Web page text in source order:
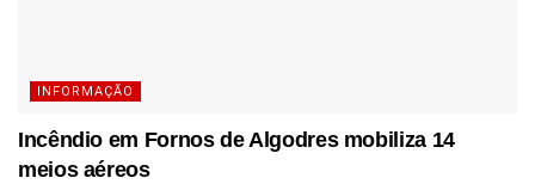
INFORMAÇÃO
Incêndio em Fornos de Algodres mobiliza 14
meios aéreos